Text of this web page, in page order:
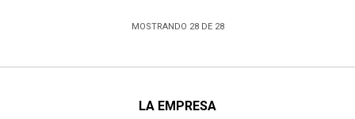
MOSTRANDO 28DE 28
LA EMPRESA